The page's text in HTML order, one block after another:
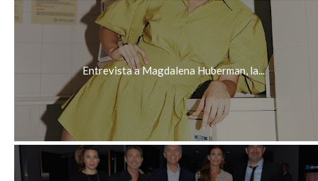
Entrevista a Magdalena Huberman, la...